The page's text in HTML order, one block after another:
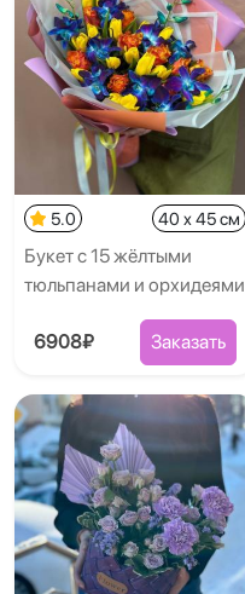
5.0 40 x 45 см
Букет с 15 жёлтыми
тюльпанами и орхидеями
6908₽ Заказать